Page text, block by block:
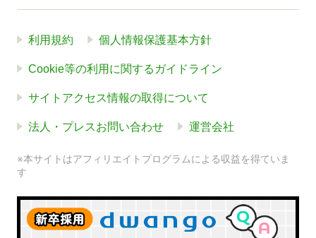
利用規約 個人情報保護基本方針
Cookie等の利用に関するガイドライン
サイトアクセス情報の取得について
法人・プレスお問い合わせ 運営会社
※本サイトはアフィリエイトプログラムによる収益を得ていま
す